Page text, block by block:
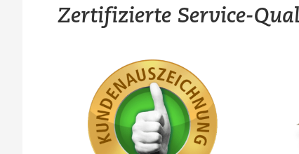
Zertifizierte Service-